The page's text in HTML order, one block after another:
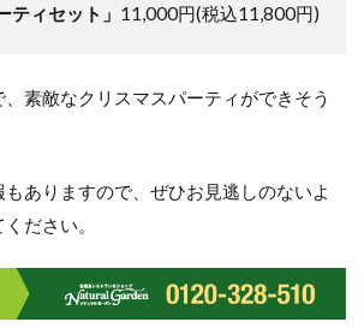
ティセット」 11,000円(税込11,800円)
素敵なクリスマスパーティができそう
ありますので、ぜひお見逃しのないよ
ださい。